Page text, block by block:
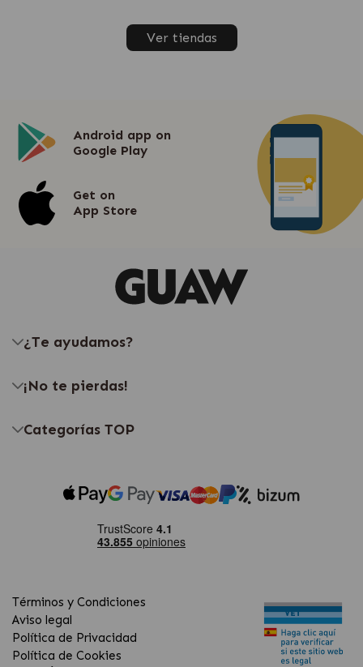
Ver tiendas
Android app on
Google Play
Get on
App Store
¿Te ayudamos?
¡No te pierdas!
Categorías TOP
Términos y Condiciones
Aviso legal
Política de Privacidad
Política de Cookies